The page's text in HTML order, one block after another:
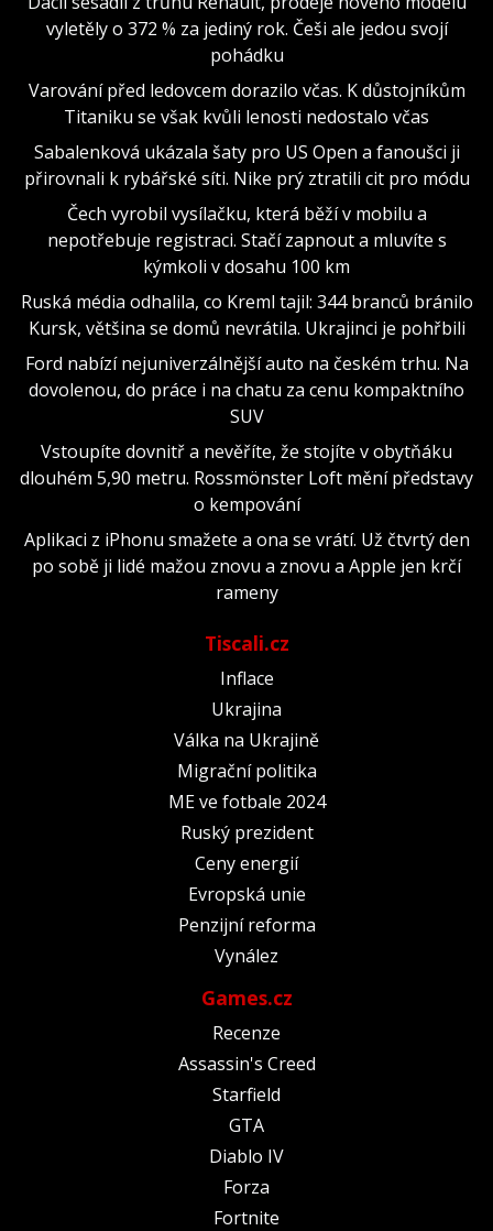
vyletěly o 372 % za jediný rok. Češi ale jedou svojí
pohádku
Varování před ledovcem dorazilo včas. K důstojníkům
Titaniku se však kvůli lenosti nedostalo včas
Sabalenková ukázala šaty pro US Open a fanoušci ji
přirovnali k rybářské síti. Nike prý ztratili cit pro módu
Čech vyrobil vysílačku, která běží v mobilu a
nepotřebuje registraci. Stačí zapnout a mluvíte s
kýmkoli v dosahu 100 km
Ruská média odhalila, co Kreml tajil: 344 branců bránilo
Kursk, většina se domů nevrátila. Ukrajinci je pohřbili
Ford nabízí nejuniverzálnější auto na českém trhu. Na
dovolenou, do práce i na chatu za cenu kompaktního
SUV
Vstoupíte dovnitř a nevěříte, že stojíte v obytňáku
dlouhém 5,90 metru. Rossmönster Loft mění představy
o kempování
Aplikaci z iPhonu smažete a ona se vrátí. Už čtvrtý den
po sobě ji lidé mažou znovu a znovu a Apple jen krčí
rameny
Tiscali.cz
Inflace
Ukrajina
Válka na Ukrajině
Migrační politika
ME ve fotbale 2024
Ruský prezident
Ceny energií
Evropská unie
Penzijní reforma
Vynález
Games.cz
Recenze
Assassin's Creed
Starfield
GTA
Diablo IV
Forza
Fortnite